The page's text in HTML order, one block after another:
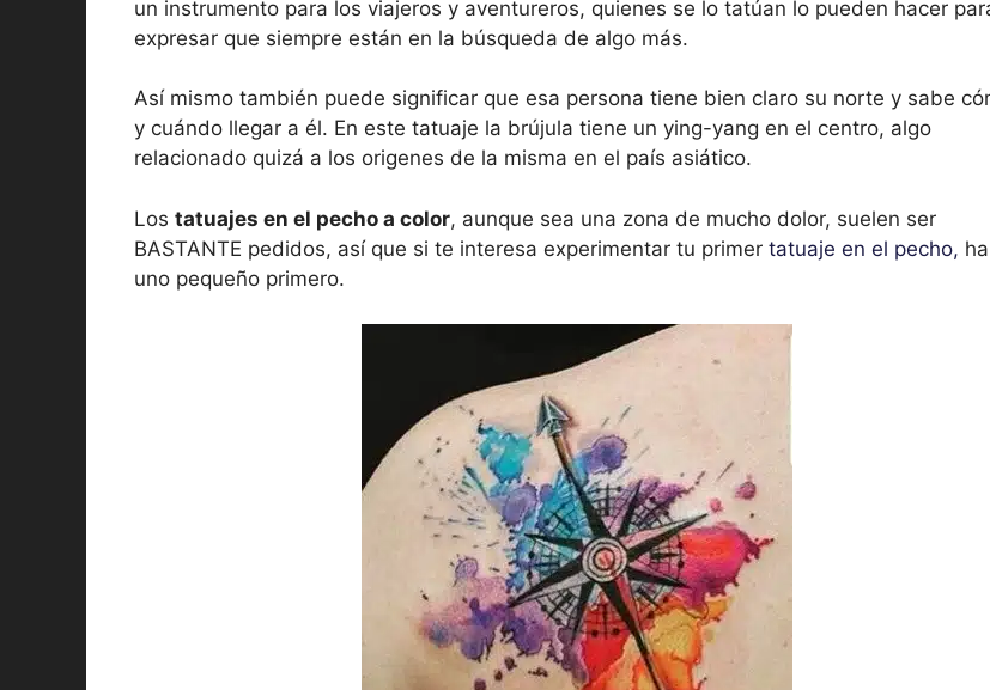
un instrumento para los viajeros y aventureros, quienes se lo tatúan lo pueden hacer
expresar que siempre están en la búsqueda de algo más.
Así mismo también puede significar que esa persona tiene bien claro su norte y sabe
y cuándo llegar a él. En este tatuaje la brújula tiene un ying-yang en el centro, algo
relacionado quizá a los origenes de la misma en el país asiático.
Los tatuajes en el pecho a color, aunque sea una zona de mucho dolor, suelen ser
BASTANTE pedidos, así que si te interesa experimentar tu primer tatuaje en el pecho,
uno pequeño primero.